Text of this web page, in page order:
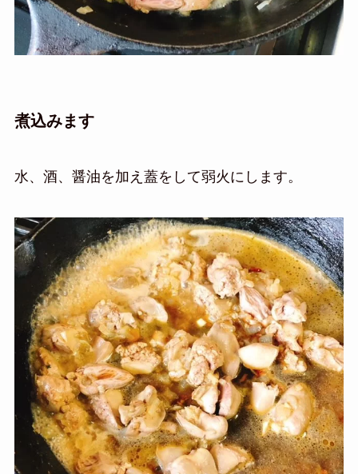
煮込みます
水、酒、醤油を加え蓋をして弱火にします。